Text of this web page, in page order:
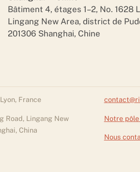
Bâtiment 4, étages 1–2, No. 1628
Lingang New Area, district de
201306 Shanghai, Chine
France
Road, Lingang New
China
Notre
Nous